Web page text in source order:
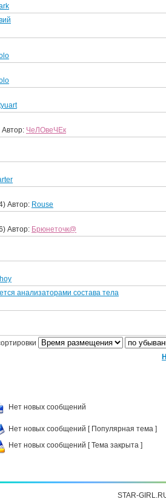
ЧеЛОвеЧЕк
Автор: Rouse
Автор: Брюнеточк@
анализаторами состава тела
Нет новых сообщений
Нет новых сообщений [ Популярная тема ]
Нет новых сообщений [ Тема закрыта ]
STAR-